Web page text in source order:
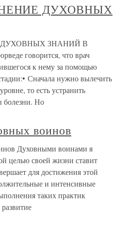
ДУХОВНЫХ
ЗНАНИЙ В
говорится, что врач
к нему за помощью
Сначала нужно вылечить
то есть устранить
болезни. Но
воинов
Духовными воинами я
целью своей жизни ставит
для достижения этой
и интенсивные
таких практик